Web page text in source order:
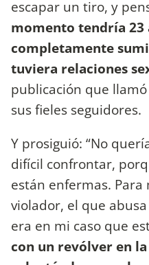
escapar un tiro, y
momento tendría 23
completamente
tuviera relaciones
publicación que
sus fieles seguidores.
Y prosiguió: “No
difícil confrontar,
están enfermas. Para
violador, el que
era en mi caso que
con un revólver en la